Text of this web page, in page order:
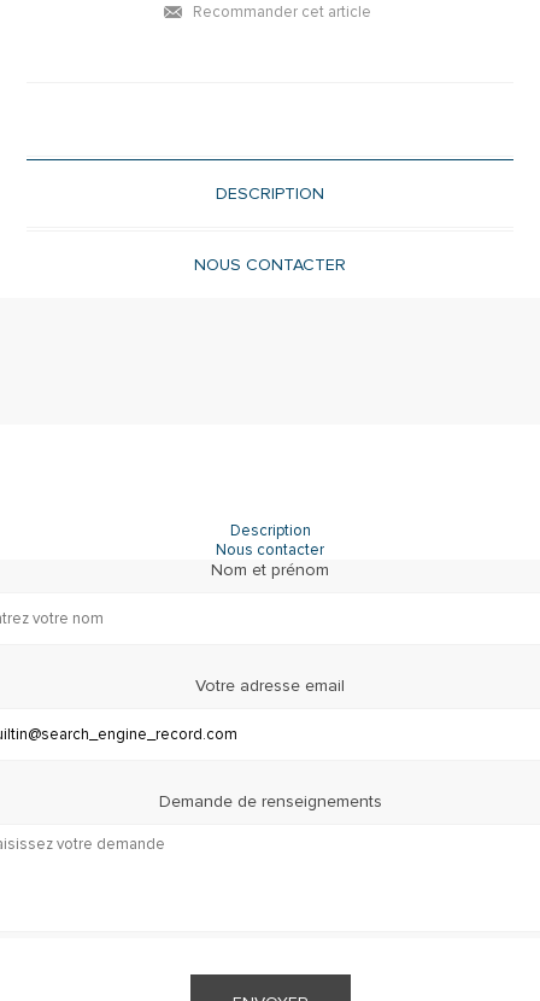
Recommander cet article
DESCRIPTION
NOUS CONTACTER
Description
Nous contacter
Nom et prénom
Votre adresse email
Demande de renseignements